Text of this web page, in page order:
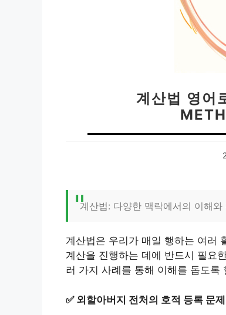
계산법 영어
계산법: 다양한 맥락에서의 이해와
계산법은 우리가 매일 행하는 여러
계산을 진행하는 데에 반드시 필요
러 가지 사례를 통해 이해를 돕도록
✅ 외할아버지 전처의 호적 등록 문